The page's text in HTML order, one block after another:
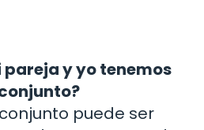
pareja y yo tenemos
puede ser